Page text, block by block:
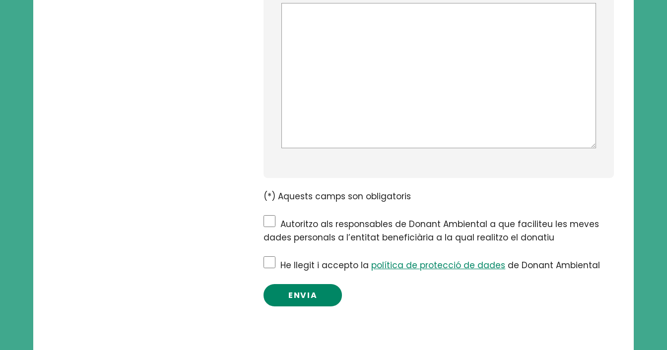
(*) Aquests camps son obligatoris
Autoritzo als responsables de Donant Ambiental a que faciliteu les meves
dades personals a l’entitat beneficiària a la qual realitzo el donatiu
He llegit i accepto la política de protecció de dades de Donant Ambiental